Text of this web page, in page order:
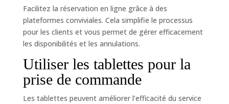
Facilitez la réservation en ligne grâce à des
plateformes conviviales. Cela simplifie le processus
pour les clients et vous permet de gérer efficacement
les disponibilités et les annulations.
Utiliser les tablettes pour la
prise de commande
Les tablettes peuvent améliorer l’efficacité du service